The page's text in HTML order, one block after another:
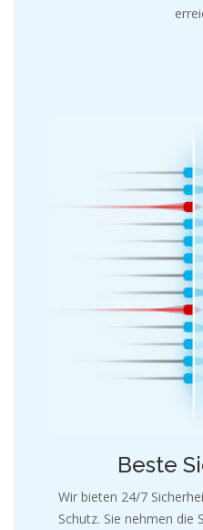
Beste
Wir bieten 24/7
Schutz. Sie nehmen die